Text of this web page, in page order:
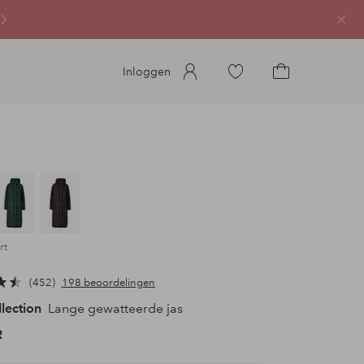
Inloggen
Ga
452 198 beoordelingen
Lange gewatteerde jas